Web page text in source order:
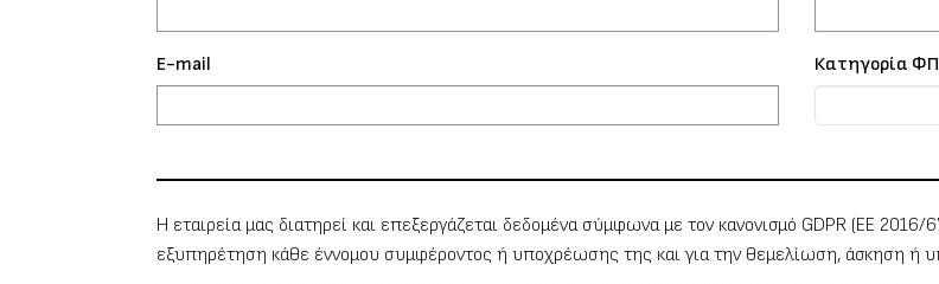
E-mail Κατηγορία
Η εταιρεία μας διατηρεί και επεξεργάζεται δεδομένα σύμφωνα με τον κανονισμό GDPR (EE 2016/
εξυπηρέτηση κάθε έννομου συμφέροντος ή υποχρέωσης της και για την θεμελίωση, άσκηση ή